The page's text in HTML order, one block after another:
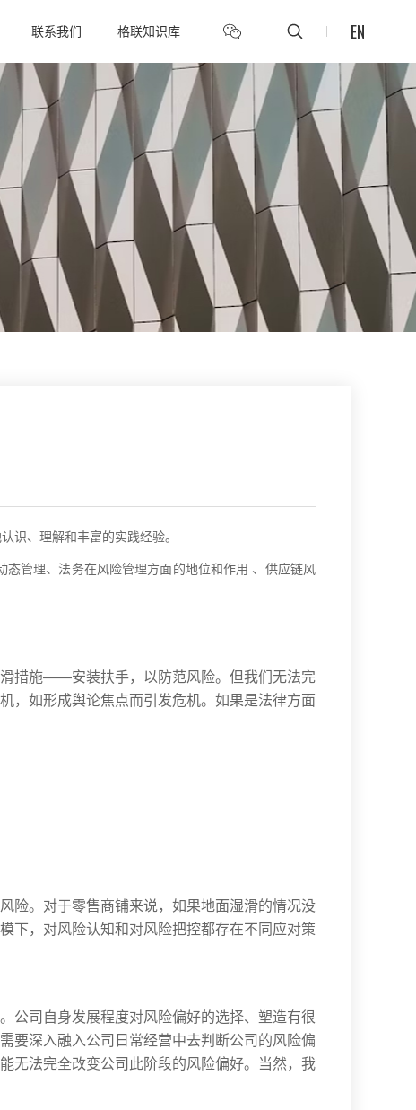
联系我们 格联知识库 EN
识、理解和丰富的实践经验。
管理、法务在风险管理方面的地位和作用 、供应链风
措施——安装扶手，以防范风险。但我们无法完
，如形成舆论焦点而引发危机。如果是法律方面
险。对于零售商铺来说，如果地面湿滑的情况没
下，对风险认知和对风险把控都存在不同应对策
公司自身发展程度对风险偏好的选择、塑造有很
要深入融入公司日常经营中去判断公司的风险偏
无法完全改变公司此阶段的风险偏好。当然，我